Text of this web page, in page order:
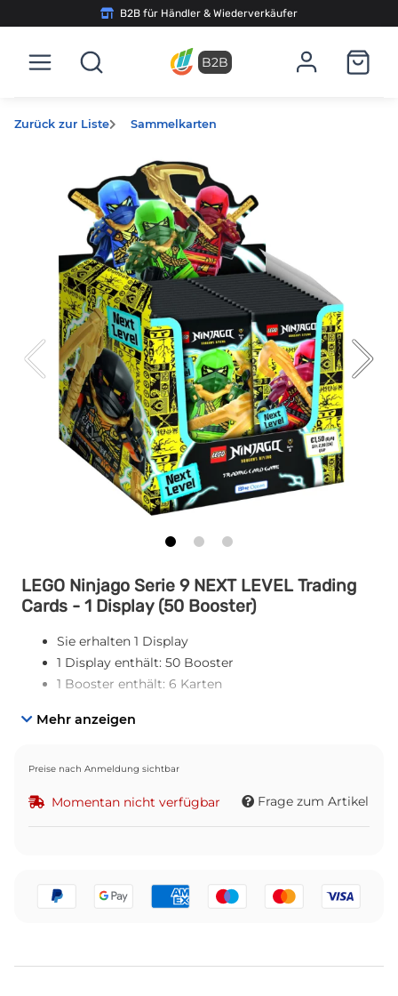
B2B für Händler & Wiederverkäufer
B2B
Zurück zur Liste Sammelkarten
LEGO Ninjago Serie 9 NEXT LEVEL Trading
Cards - 1 Display (50 Booster)
Sie erhalten 1 Display
1 Display enthält: 50 Booster
1 Booster enthält: 6 Karten
Mehr anzeigen
Preise nach Anmeldung sichtbar
Momentan nicht verfügbar Frage zum Artikel